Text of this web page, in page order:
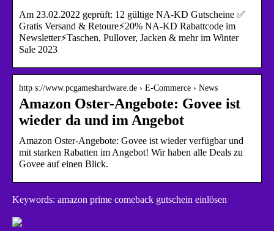
Am 23.02.2022 geprüft: 12 gültige NA-KD Gutscheine ✅
Gratis Versand & Retoure⚡20% NA-KD Rabattcode im
Newsletter⚡Taschen, Pullover, Jacken & mehr im Winter
Sale 2023
http s://www.pcgameshardware.de › E-Commerce › News
Amazon Oster-Angebote: Govee ist
wieder da und im Angebot
Amazon Oster-Angebote: Govee ist wieder verfügbar und
mit starken Rabatten im Angebot! Wir haben alle Deals zu
Govee auf einen Blick.
Keywords: amazon prime comeback gutschein einlösen